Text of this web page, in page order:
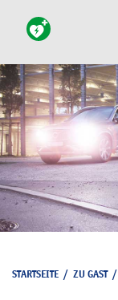
STARTSEITE / ZU GAST/